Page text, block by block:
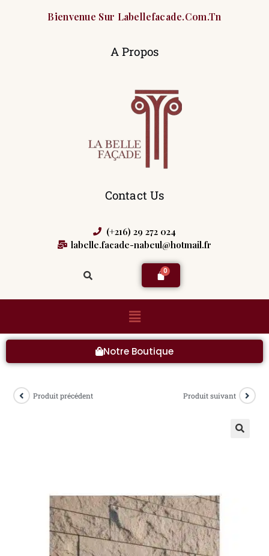
Bienvenue Sur Labellefacade.com.tn
A Propos
Contact Us
(+216) 29 272 024
labelle.facade-nabeul@hotmail.fr
Notre Boutique
Produit précédent Produit suivant